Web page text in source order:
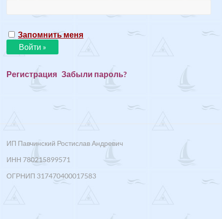
Запомнить меня
Регистрация Забыли пароль?
ИП Павчинский Ростислав Андревич
ИНН 780215899571
ОГРНИП 317470400017583